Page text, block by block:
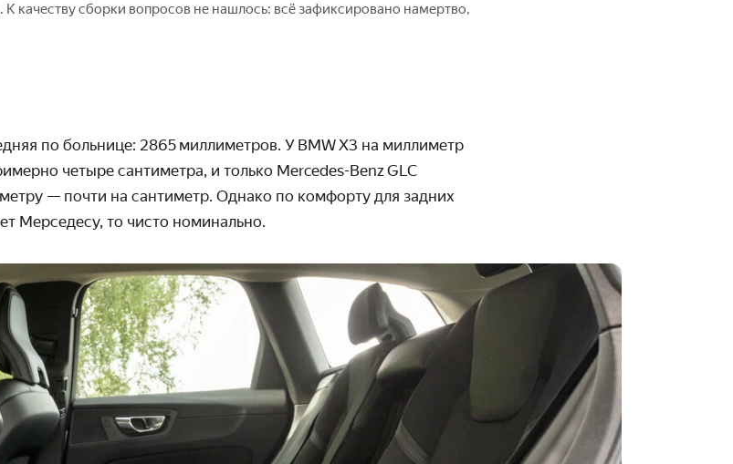
качеству сборки вопросов не нашлось: всё зафиксировано намертво,
по больнице: 2865 милли­метров. У BMW X3 на миллиметр
четыре сантиметра, и только Mercedes-Benz GLC
— почти на сантиметр. Однако по комфорту для задних
Мерседесу, то чисто номинально.